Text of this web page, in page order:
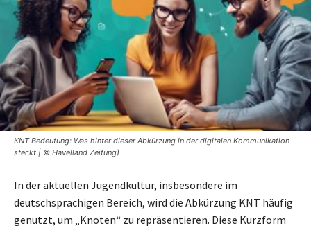
KNT Bedeutung: Was hinter dieser Abkürzung in der digitalen Kommunikation
steckt | © Havelland Zeitung)
In der aktuellen Jugendkultur, insbesondere im
deutschsprachigen Bereich, wird die Abkürzung KNT häufig
genutzt, um „Knoten“ zu repräsentieren. Diese Kurzform